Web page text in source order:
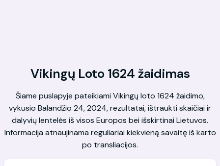
Vikingų Loto 1624 žaidimas
Šiame puslapyje pateikiami Vikingų loto 1624 žaidimo,
vykusio Balandžio 24, 2024, rezultatai, ištraukti skaičiai ir
dalyvių lentelės iš visos Europos bei išskirtinai Lietuvos.
Informacija atnaujinama reguliariai kiekvieną savaitę iš karto
po transliacijos.